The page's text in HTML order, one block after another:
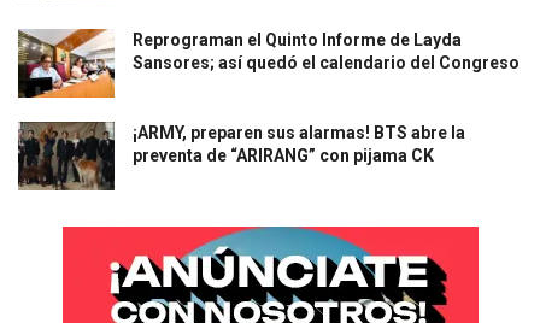
Reprograman el Quinto Informe de Layda
Sansores; así quedó el calendario del Congreso
¡ARMY, preparen sus alarmas! BTS abre la
preventa de “ARIRANG” con pijama CK